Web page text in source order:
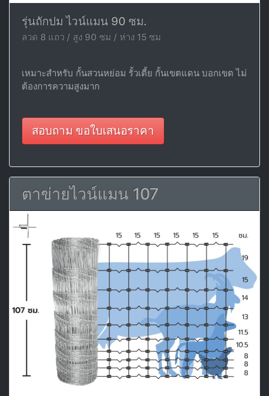
รุ่นถักปม ไวน์แมน 90 ซม.
ลวด 8 แถว / สูง 90 ซม / ห่าง 15 ซม
เหมาะสำหรับ กั้นสวนหย่อม รั้วเตี้ย กั้นเขตแดน บอกเขต ไม่
ต้องการความสูงมาก
สอบถาม ขอใบเสนอราคา
ตาข่ายไวน์แมน 107